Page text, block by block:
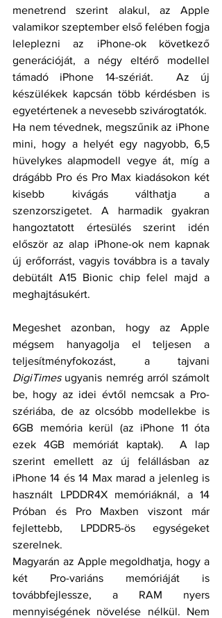
menetrend szerint alakul, az Apple
valamikor szeptember első felében fogja
leleplezni az iPhone-ok következő
generációját, a négy eltérő modellel
támadó iPhone 14-szériát.  Az új
készülékek kapcsán több kérdésben is
egyetértenek a nevesebb szivárogtatók.
Ha nem tévednek, megszűnik az iPhone
mini, hogy a helyét egy nagyobb, 6,5
hüvelykes alapmodell vegye át, míg a
drágább Pro és Pro Max kiadásokon két
kisebb kivágás válthatja a
szenzorszigetet. A harmadik gyakran
hangoztatott értesülés szerint idén
először az alap iPhone-ok nem kapnak
új erőforrást, vagyis továbbra is a tavaly
debütált A15 Bionic chip felel majd a
meghajtásukért.
Megeshet azonban, hogy az Apple
mégsem hanyagolja el teljesen a
DigiTimes ugyanis nemrég arról számolt
be, hogy az idei évtől nemcsak a Pro-
szériába, de az olcsóbb modellekbe is
6GB memória kerül (az iPhone 11 óta
ezek 4GB memóriát kaptak).  A lap
szerint emellett az új felállásban az
iPhone 14 és 14 Max marad a jelenleg is
használt LPDDR4X memóriáknál, a 14
Próban és Pro Maxben viszont már
fejlettebb, LPDDR5-ös egységeket
szerelnek.
Magyarán az Apple megoldhatja, hogy a
két Pro-variáns memóriáját is
továbbfejlessze, a RAM nyers
mennyiségének növelése nélkül. Nem